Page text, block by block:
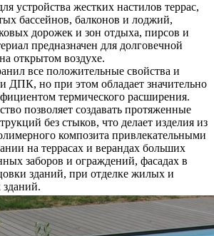
устройства жестких настилов террас,
бассейнов, балконов и лоджий,
дорожек и зон отдыха, пирсов и
предназначен для долговечной
открытом воздухе.
все положительные свойства и
ДПК, но при этом обладает значительно
термического расширения.
позволяет создавать протяженные
без стыков, что делает изделия из
композита привлекательными
на террасах и верандах больших
заборов и ограждений, фасадах в
зданий, при отделке жилых и